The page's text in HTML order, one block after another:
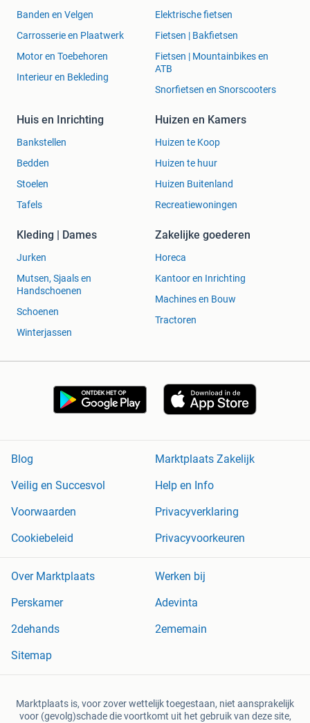
Banden en Velgen
Carrosserie en Plaatwerk
Motor en Toebehoren
Interieur en Bekleding
Elektrische fietsen
Fietsen | Bakfietsen
Fietsen | Mountainbikes en
ATB
Snorfietsen en Snorscooters
Huis en Inrichting
Bankstellen
Bedden
Stoelen
Tafels
Huizen en Kamers
Huizen te Koop
Huizen te huur
Huizen Buitenland
Recreatiewoningen
Kleding | Dames
Jurken
Mutsen, Sjaals en
Handschoenen
Schoenen
Winterjassen
Zakelijke goederen
Horeca
Kantoor en Inrichting
Machines en Bouw
Tractoren
Blog
Marktplaats Zakelijk
Veilig en Succesvol
Help en Info
Voorwaarden
Privacyverklaring
Cookiebeleid
Privacyvoorkeuren
Over Marktplaats
Werken bij
Perskamer
Adevinta
2dehands
2ememain
Sitemap
Marktplaats is, voor zover wettelijk toegestaan, niet aansprakelijk
voor (gevolg)schade die voortkomt uit het gebruik van deze site,